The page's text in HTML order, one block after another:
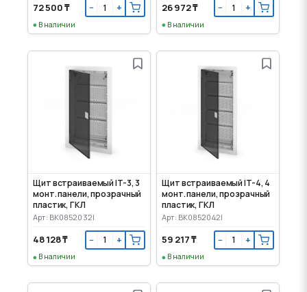
72 500 ₸ − +
В наличии
26 972 ₸ − +
В наличии
Щит встраиваемый IT-3, 3
монт. панели, прозрачный
пластик, ГКЛ
Арт: BK0852032I
48 128 ₸ − +
В наличии
Щит встраиваемый IT-4, 4
монт. панели, прозрачный
пластик, ГКЛ
Арт: BK0852042I
59 217 ₸ − +
В наличии